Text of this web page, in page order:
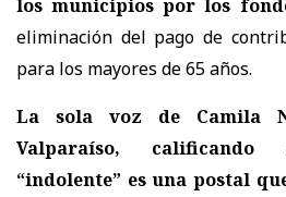
los municipios por los
eliminación del pago de
para los mayores de 65 años.
La sola voz de Camila
Valparaíso,
“indolente” es una postal